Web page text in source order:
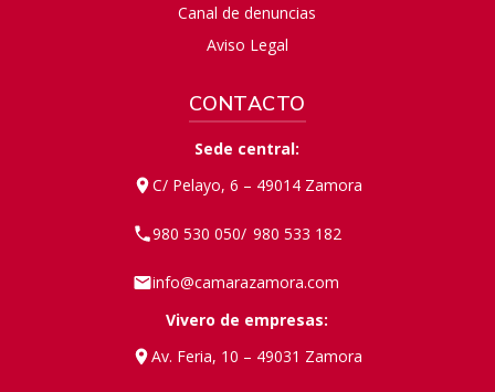
Canal de denuncias
Aviso Legal
CONTACTO
Sede central:
C/ Pelayo, 6 – 49014 Zamora
980 530 050/ 980 533 182
info@camarazamora.com
Vivero de empresas:
Av. Feria, 10 – 49031 Zamora